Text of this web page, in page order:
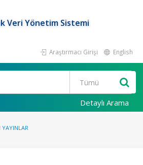
Veri Yönetim Sistemi
Araştırmacı Girişi English
Detaylı Arama
YAYINLAR